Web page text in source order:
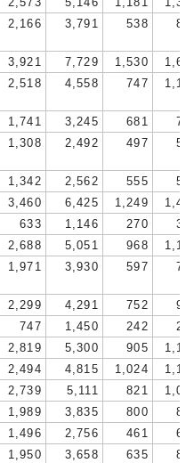
2,166 3,791 538
3,921 7,729 1,530
2,518 4,558 747
1,741 3,245 681
1,308 2,492 497
1,342 2,562 555
3,460 6,425 1,249
633 1,146 270
2,688 5,051 968
1,971 3,930 597
2,299 4,291 752
747 1,450 242
2,819 5,300 905
2,494 4,815 1,024
2,739 5,111 821
1,989 3,835 800
1,496 2,756 461
1,950 3,658 635